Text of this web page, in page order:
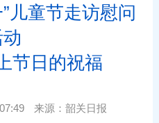
儿童节走访慰问
节日的祝福
来源： 韶关日报